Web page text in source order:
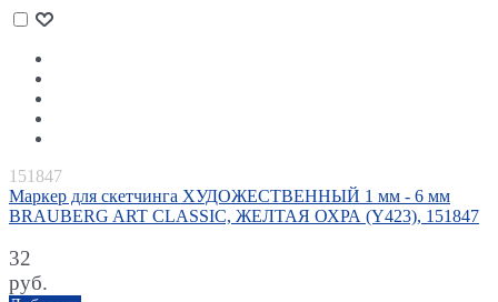
151847
Маркер для скетчинга ХУДОЖЕСТВЕННЫЙ 1 мм - 6 мм
BRAUBERG ART CLASSIC, ЖЕЛТАЯ ОХРА (Y423), 151847
32
руб.